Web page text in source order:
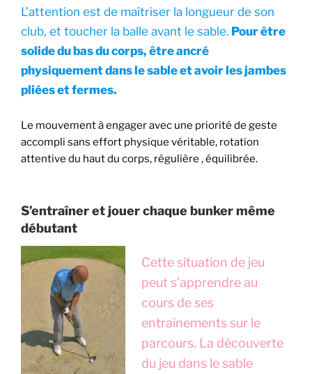
L’attention est de maîtriser la longueur de son
club, et toucher la balle avant le sable. Pour être
solide du bas du corps, être ancré
physiquement dans le sable et avoir les jambes
pliées et fermes.
Le mouvement à engager avec une priorité de geste
accompli sans effort physique véritable, rotation
attentive du haut du corps, régulière , équilibrée.
S’entraîner et jouer chaque bunker même
débutant
Cette situation de jeu
peut s’apprendre au
cours de ses
entraînements sur le
parcours. La découverte
du jeu dans le sable